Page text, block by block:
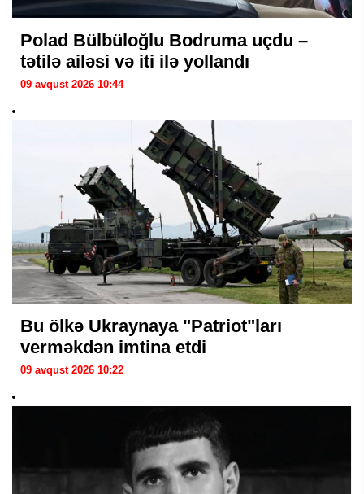
Polad Bülbüloğlu Bodruma uçdu –
tətilə ailəsi və iti ilə yollandı
09 avqust 2026 10:44
Bu ölkə Ukraynaya "Patriot"ları
verməkdən imtina etdi
09 avqust 2026 10:22